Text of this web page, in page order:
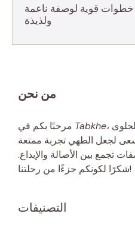
ميني بان كيك قطني: 4 خطوات قوية لوصفة ناعمة
ولذيذة
من نحن
Tabkhe، موقع متخصص في وصفات الحلوى
لجعل الطهي تجربة ممتعة
تجمع بين الأصالة والإبداع.
شكرًا لكونكم جزءًا من رحلتنا!
التصنيفات